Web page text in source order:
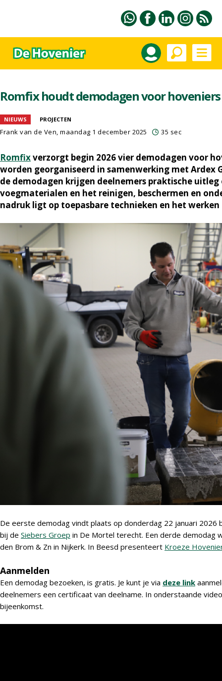
Romfix houdt demodagen voor
NIEUWS PROJECTEN
Frank van de Ven, maandag 1 december 2025 35 sec
Romfixverzorgt begin 2026 vier demodagen voor
worden georganiseerd in samenwerking met Ardex
de demodagen krijgen deelnemers praktische
voegmaterialen en het reinigen, beschermen en
nadruk ligt op toepasbare technieken en het
De eerste demodag vindt plaats op donderdag 22 januari 2026
bij de Siebers Groep in De Mortel terecht. Een derde demodag
den Brom & Zn in Nijkerk. In Beesd presenteert Kroeze
Aanmelden
Een demodag bezoeken, is gratis. Je kunt je via deze link
deelnemers een certificaat van deelname. In onderstaande
bijeenkomst.